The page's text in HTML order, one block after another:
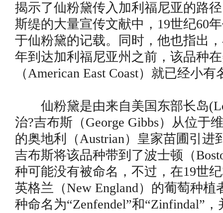
揭示了仙粉黛传入加利福尼亚的路
斯缇的大量宣传文献中，19世纪60
于仙粉黛的记载。同时，他也指出
年到达加利福尼亚州之前，该品种
（American East Coast）就已经小有
仙粉黛是由来自美国东部长岛
治?吉布斯（George Gibbs）从位于
的奥地利（Austrian）皇家苗圃引进
吉布斯将该品种带到了波士顿（
种可能没有被命名，不过，在19世
英格兰（New England）的葡萄种植
种命名为“Zenfendel”和“Zinfindal”